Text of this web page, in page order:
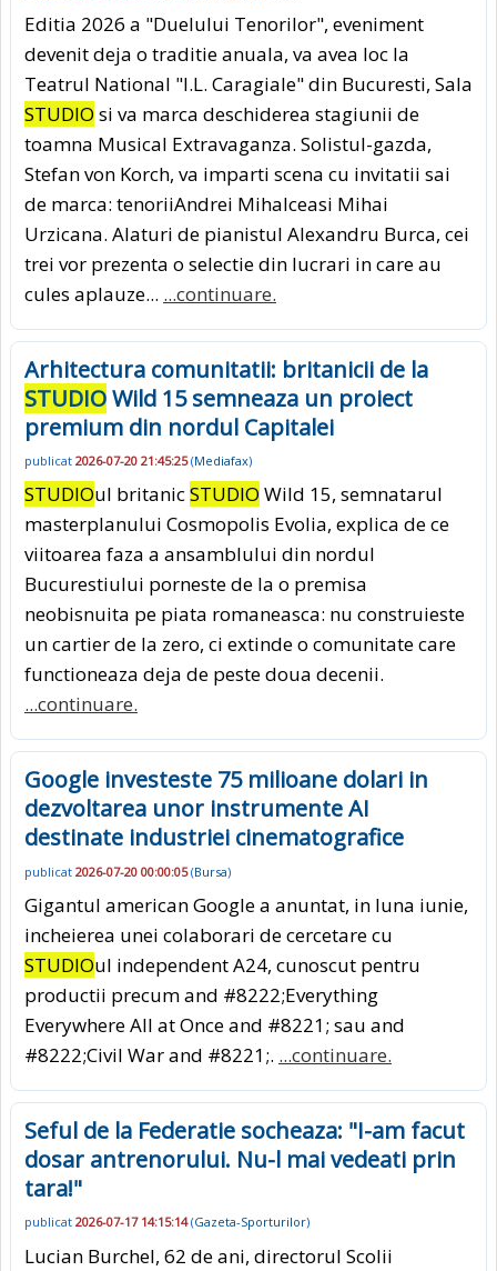
Editia 2026 a "Duelului Tenorilor", eveniment
devenit deja o traditie anuala, va avea loc la
Teatrul National "I.L. Caragiale" din Bucuresti, Sala
STUDIO si va marca deschiderea stagiunii de
toamna Musical Extravaganza. Solistul-gazda,
Stefan von Korch, va imparti scena cu invitatii sai
de marca: tenoriiAndrei Mihalceasi Mihai
Urzicana. Alaturi de pianistul Alexandru Burca, cei
trei vor prezenta o selectie din lucrari in care au
cules aplauze... ...continuare.
Arhitectura comunitatii: britanicii de la
STUDIOWild 15 semneaza un proiect
premium din nordul Capitalei
publicat 2026-07-20 21:45:25(Mediafax)
STUDIOul britanicSTUDIO Wild 15, semnatarul
masterplanului Cosmopolis Evolia, explica de ce
viitoarea faza a ansamblului din nordul
Bucurestiului porneste de la o premisa
neobisnuita pe piata romaneasca: nu construieste
un cartier de la zero, ci extinde o comunitate care
functioneaza deja de peste doua decenii.
...continuare.
Google investeste 75 milioane dolari in
dezvoltarea unor instrumente AI
destinate industriei cinematografice
publicat 2026-07-20 00:00:05(Bursa)
Gigantul american Google a anuntat, in luna iunie,
incheierea unei colaborari de cercetare cu
STUDIOul independent A24, cunoscut pentru
productii precum and #8222;Everything
Everywhere All at Once and #8221; sau and
#8222;Civil War and #8221;. ...continuare.
Seful de la Federatie socheaza: "I-am facut
dosar antrenorului. Nu-l mai vedeati prin
tara!"
publicat 2026-07-17 14:15:14(Gazeta-Sporturilor)
Lucian Burchel, 62 de ani, directorul Scolii